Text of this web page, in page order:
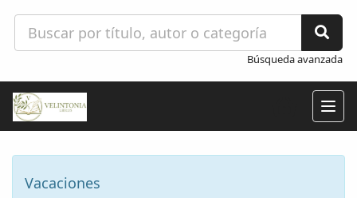
Búsqueda avanzada
Vacaciones